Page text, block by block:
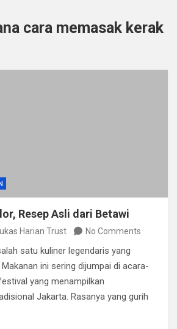
cara memasak kerak
Resep Asli dari Betawi
Lukas Harian Trust No Comments
satu kuliner legendaris yang
ini sering dijumpai di acara-
yang menampilkan
Jakarta. Rasanya yang gurih